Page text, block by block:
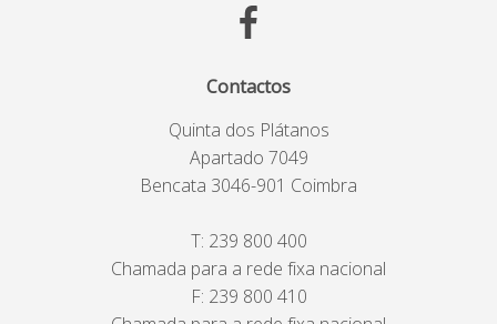
Contactos
Quinta dos Plátanos
Apartado 7049
Bencata 3046-901 Coimbra
T: 239 800 400
Chamada para a rede fixa nacional
F: 239 800 410